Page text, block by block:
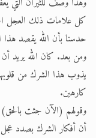
كل علامات ذلك العجل
حدسنا بأن الله يقصد
ومن بعد. كان الله يريد
يذوب هذا الشرك من
كارهين.
وقولهم (الآن جئت
أن أفكار الشرك بصدد